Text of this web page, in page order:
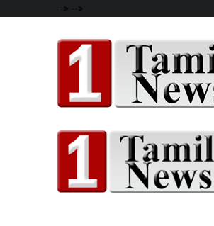
--> -->